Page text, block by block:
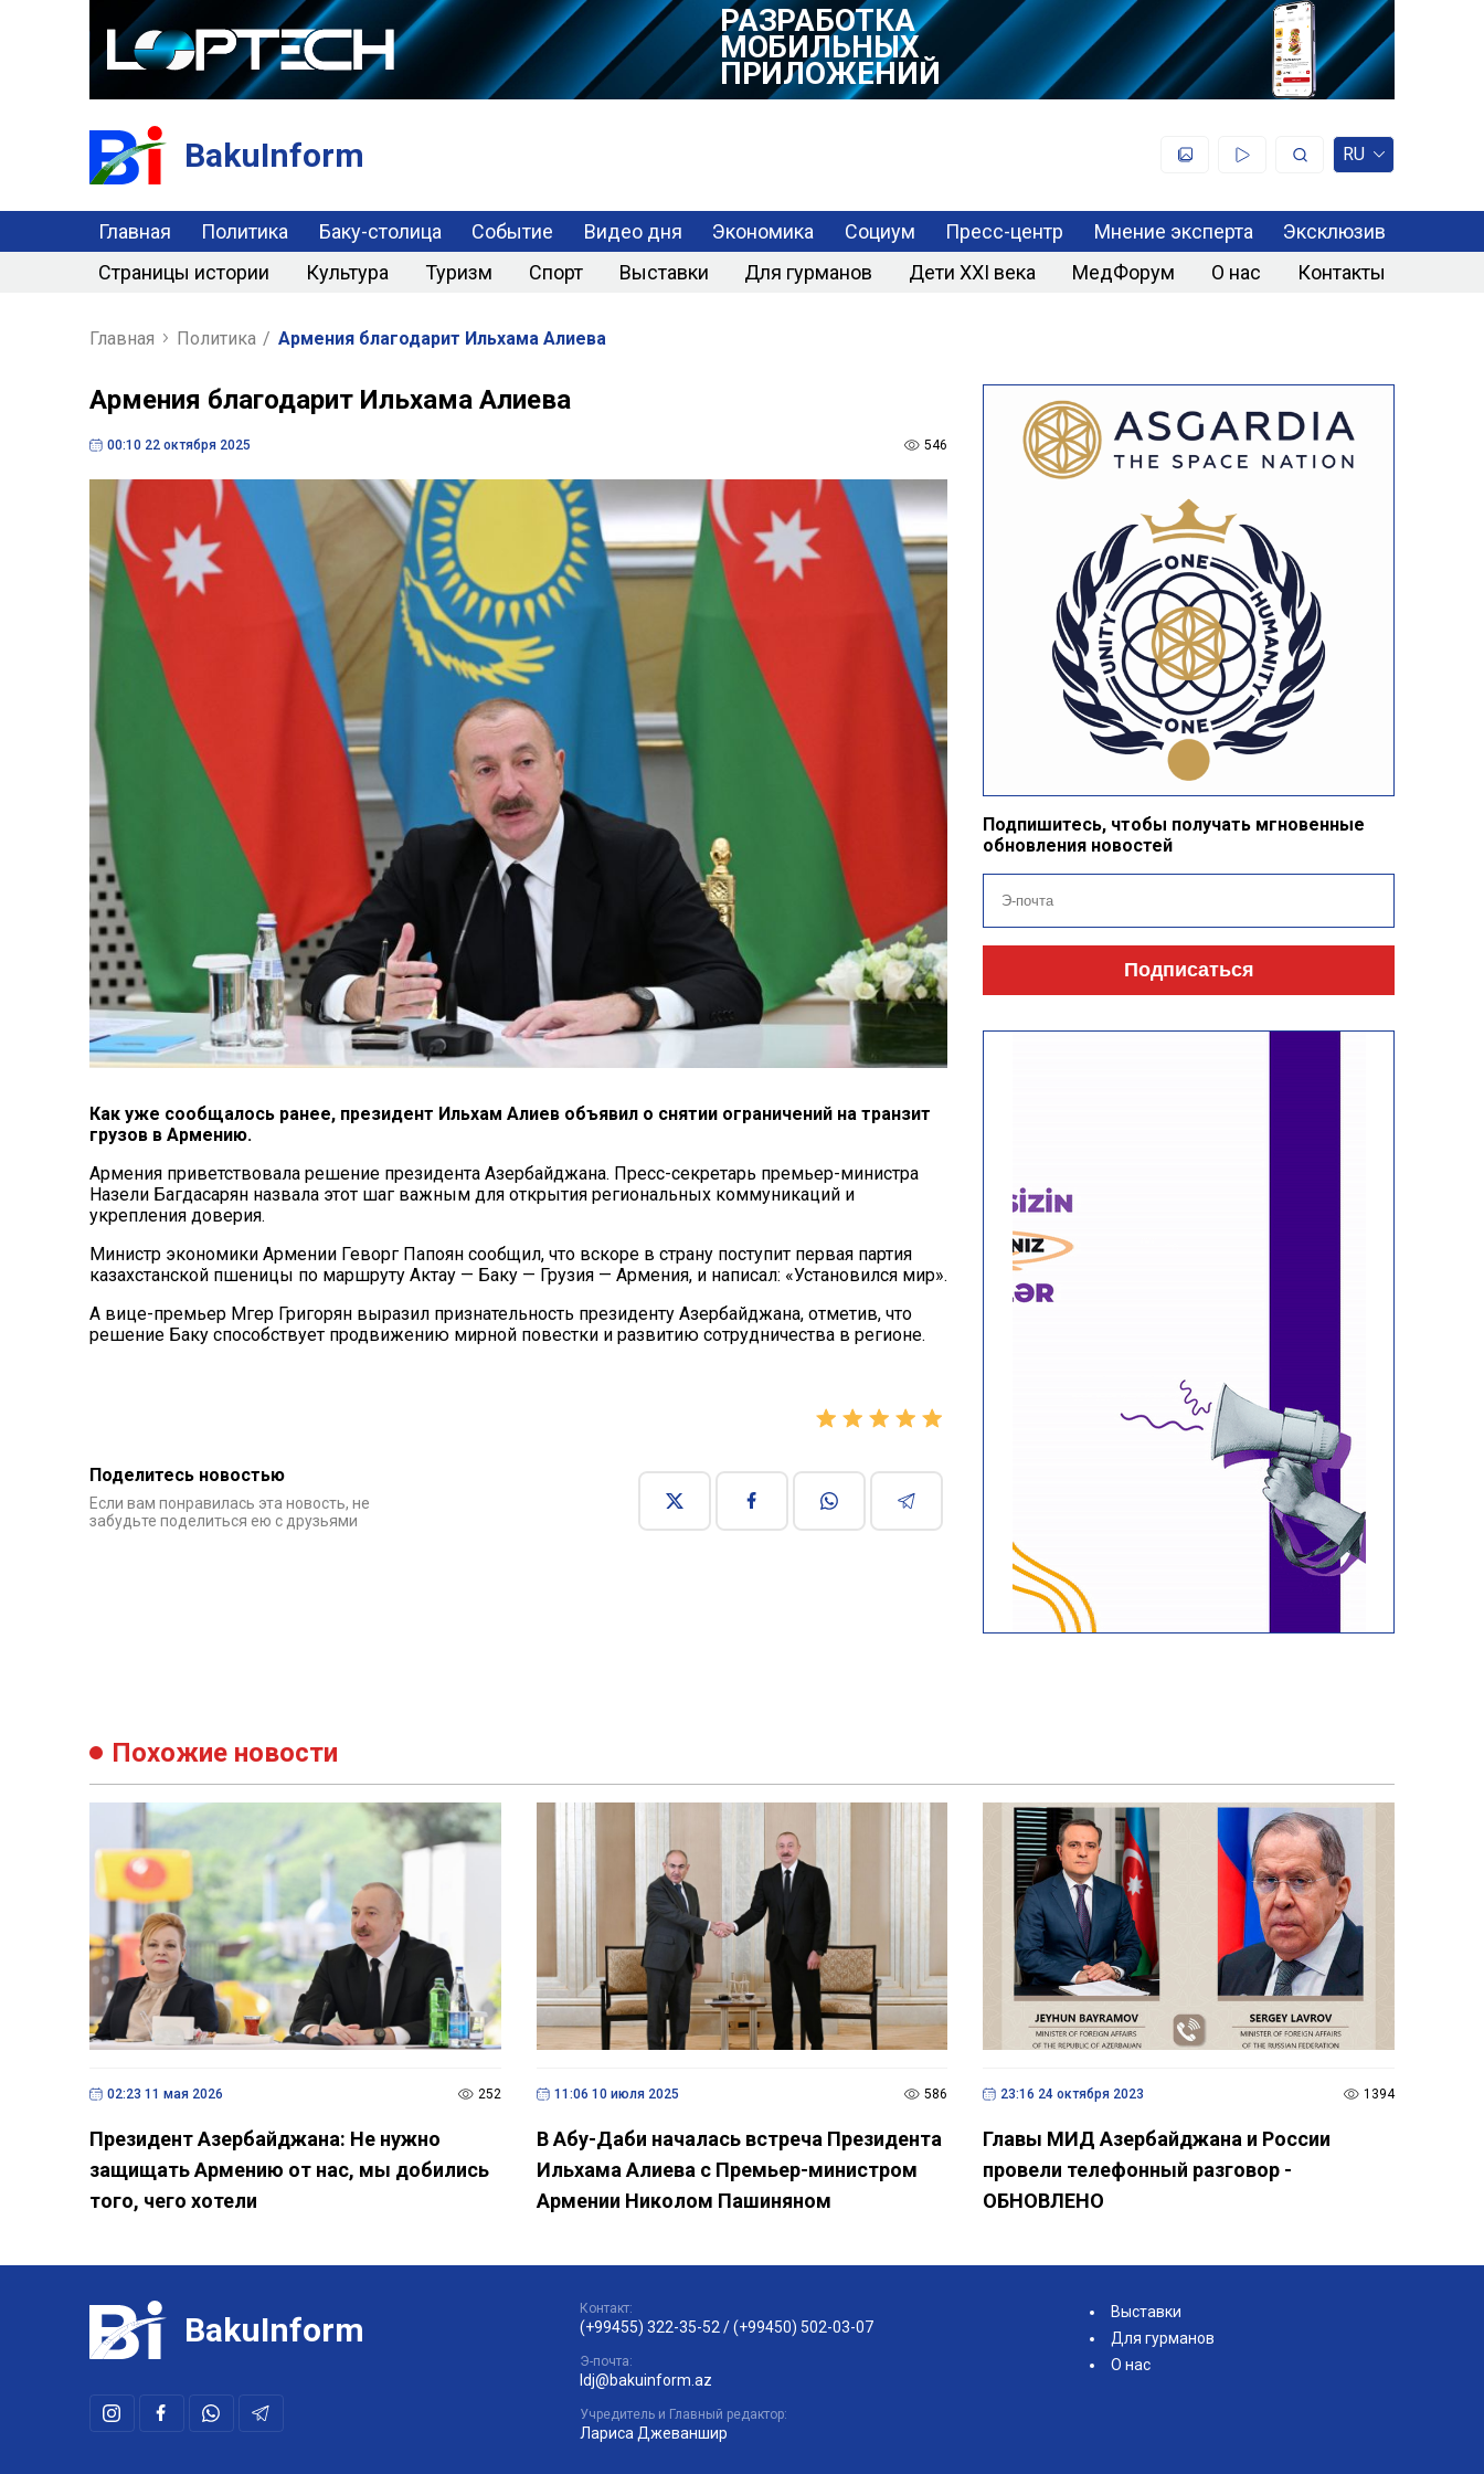
РАЗРАБОТКА
МОБИЛЬНЫХ
ПРИЛОЖЕНИЙ
BakuInform RU
Главная Политика Баку-столица Событие Видео дня Экономика Социум Пресс-центр Мнение эксперта
Эксклюзив
Страницы истории
Культура Туризм Спорт Выставки Для гурманов Дети XXI века МедФорум О нас Контакты
Главная Политика / Армения благодарит Ильхама Алиева
Армения благодарит Ильхама Алиева
00:10 22 октября 2025 546
Как уже сообщалось ранее, президент Ильхам Алиев объявил о снятии ограничений на транзит
грузов в Армению.
Армения приветствовала решение президента Азербайджана. Пресс-секретарь премьер-министра
Назели Багдасарян назвала этот шаг важным для открытия региональных коммуникаций и
укрепления доверия.
Министр экономики Армении Геворг Папоян сообщил, что вскоре в страну поступит первая партия
казахстанской пшеницы по маршруту Актау — Баку — Грузия — Армения, и написал: «Установился мир».
А вице-премьер Мгер Григорян выразил признательность президенту Азербайджана, отметив, что
решение Баку способствует продвижению мирной повестки и развитию сотрудничества в регионе.
Поделитесь новостью
Если вам понравилась эта новость, не
забудьте поделиться ею с друзьями
Подпишитесь, чтобы получать мгновенные
обновления новостей
Подписаться
Похожие новости
02:23 11 мая 2026 252
Президент Азербайджана: Не нужно
защищать Армению от нас, мы добились
того, чего хотели
11:06 10 июля 2025 586
В Абу-Даби началась встреча Президента
Ильхама Алиева с Премьер-министром
Армении Николом Пашиняном
23:16 24 октября 2023 1394
Главы МИД Азербайджана и России
провели телефонный разговор -
ОБНОВЛЕНО
BakuInform
Контакт:
(+99455) 322-35-52 /(+99450) 502-03-07
Э-почта:
ldj@bakuinform.az
Учредитель и Главный редактор:
Лариса Джеваншир
Выставки
Для гурманов
О нас